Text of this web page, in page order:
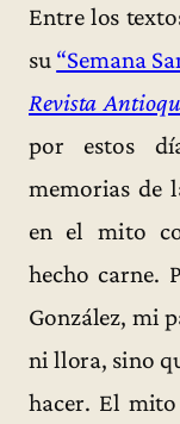
Entre los
su “Semana
Revista
por estos
memorias de
en el mito
hecho carne.
González, mi
ni llora, sino
hacer. El mito